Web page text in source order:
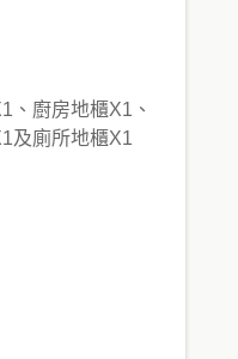
、廚房地櫃X1、
及廁所地櫃X1